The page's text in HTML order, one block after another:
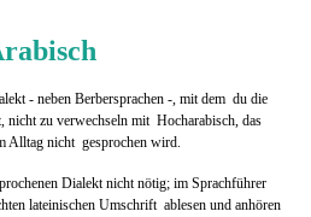
- neben Berbersprachen -, mit dem du die
nicht zu verwechseln mit Hocharabisch, das
Alltag nicht gesprochen wird.
Dialekt nicht nötig; im Sprachführer
lateinischen Umschrift ablesen und anhören